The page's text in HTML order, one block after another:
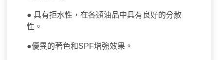
● 具有拒水性，在各類油品中具有良好的分散
性。
●優異的著色和SPF增強效果。